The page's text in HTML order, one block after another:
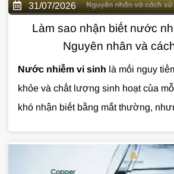
31/07/2026
Làm sao nhận biết nước
Nguyên nhân và
Nước nhiễm vi sinh là mối nguy
khỏe và chất lượng sinh hoạt của
khó nhận biết bằng mắt thường,
lý kịp thời.Cùng Giải Pháp Nước
nguyên nhân, dấu hiệu nhận biết